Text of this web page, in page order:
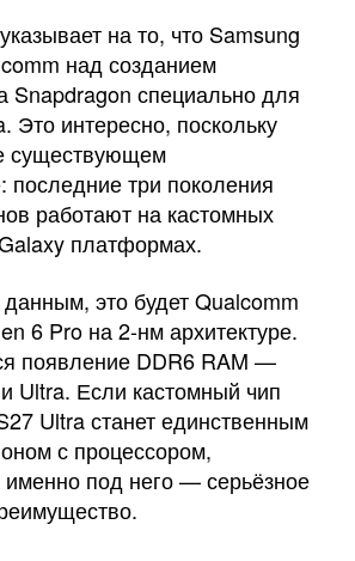
на то, что Samsung
над созданием
Snapdragon специально для
Это интересно, поскольку
существующем
последние три поколения
работают на кастомных
платформах.
это будет Qualcomm
6 Pro на 2-нм архитектуре.
появление DDR6 RAM —
Ultra. Если кастомный чип
Ultra станет единственным
с процессором,
под него — серьёзное